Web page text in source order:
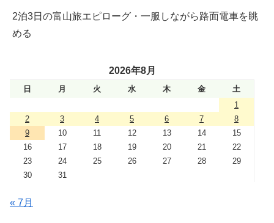
2泊3日の富山旅エピローグ・一服しながら路面電車を眺
める
2026年8月
日 月 火 水 木 金
土
1
2
3 4 5 6 7
8
9
10 11 12 13 14
15
16
17 18 19 20 21
22
23
24 25 26 27 28
29
30
31
« 7月